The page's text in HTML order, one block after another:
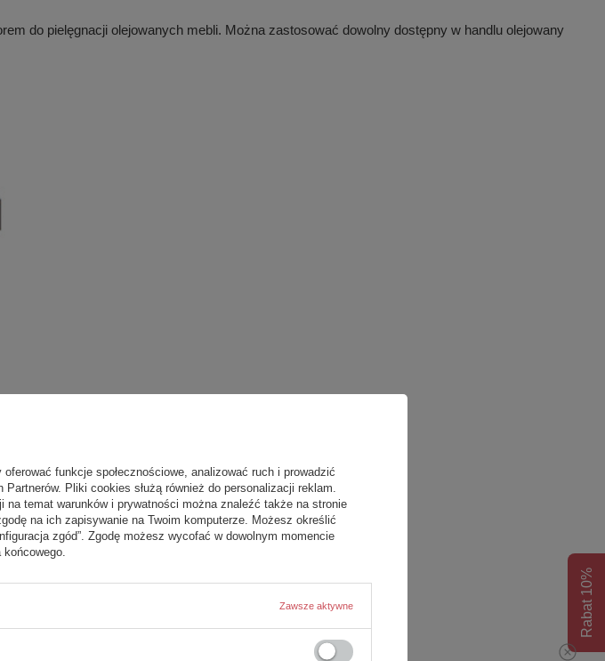
do pielęgnacji olejowanych mebli. Można zastosować dowolny dostępny w handlu olejowany
Rabat 10%
funkcje społecznościowe, analizować ruch i prowadzić
Pliki cookies służą również do personalizacji reklam.
na temat warunków i prywatności można znaleźć także na stronie
na ich zapisywanie na Twoim komputerze. Możesz określić
zgód”. Zgodę możesz wycofać w dowolnym momencie
Zawsze aktywne